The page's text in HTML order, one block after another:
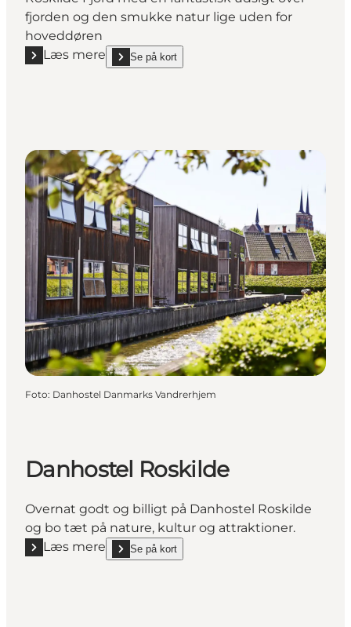
fjorden og den smukke natur lige uden for
hoveddøren
Læs mere
Læs mere "Comwell Roskilde - Et hotelophold
Se på kort
show Comwell Roskilde - Et hotelophold med
Foto: Danhostel Danmarks Vandrerhjem
Danhostel Roskilde
Overnat godt og billigt på Danhostel Roskilde
og bo tæt på nature, kultur og attraktioner.
Læs mere
Læs mere "Danhostel Roskilde"
Se på kort
show Danhostel Roskilde on_map